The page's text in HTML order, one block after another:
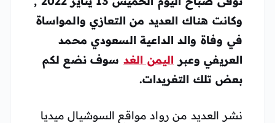
وكانت هناك العديد من التعازي والمواساة
في وفاة والد الداعية السعودي محمد
العريفي وعبر اليمن الغد سوف نضع لكم
بعض تلك التغريدات.
نشر العديد من رواد مواقع السوشيال ميديا